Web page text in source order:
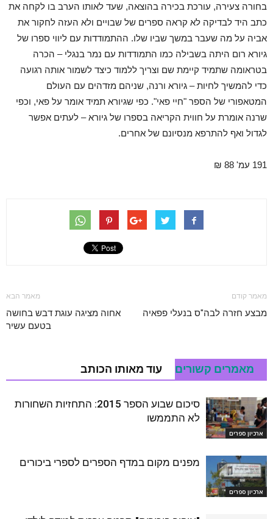
בחורה צעירה, עורכת בכירה בהוצאה, שעד לאותו הערב בו לקחה את
כתב היד לבדיקה לא קראה ספרים של שבויים ולא העזה לחקור את
אביה על מה שעבר במשך שביו שלו. ההתמודדות עם ליווי ספרו של
גיורא רום היתה בשבילה כמו התמודדות עם נמר בנגלי – הכרה
בטראומה שתמיד קיימת שם וצריך ללמוד כיצד לשמור אותה רגועה
כדי להמשיך לחיות – גיורא ורנה, שניהם מזדהים עם העולם
המטאפורי של הספר "חיי פאי". כפי שגיורא תמיד אומר על פאי, וכפי
שרנה אומרת על חווית הקריאה בספרו של גיורא – לעתים אפשר
לגדול ואף להתרפא מנסיונם של אחרים.
191 עמ' 88 ₪
מאמר קודם
מבצע חזרה לבה"ס בנעלי פפאיה
מאמר הבא
אחוה מציגה עוגת דבש בחושה
בטעם עשיר
מאמרים קשורים עוד מאותו הכותב
ארכיון ספרים
סיכום שבוע הספר 2015: התחזיות השחורות
לא התממשו
ארכיון ספרים
מפנים מקום במדף הספרים לספרי ביכורים